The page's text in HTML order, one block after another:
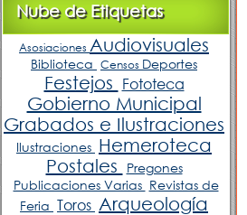
Nube de Etiquetas
Asosiaciones Audiovisuales
Biblioteca Censos Deportes
Festejos Fototeca
Gobierno Municipal
Grabados e Ilustraciones
Ilustraciones Hemeroteca
Postales
Pregones
Publicaciones Varias Revistas de
Feria Toros Arqueología